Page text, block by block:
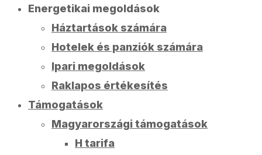
Energetikai megoldások
Háztartások számára
Hotelek és panziók számára
Ipari megoldások
Raklapos értékesítés
Támogatások
Magyarországi támogatások
H tarifa